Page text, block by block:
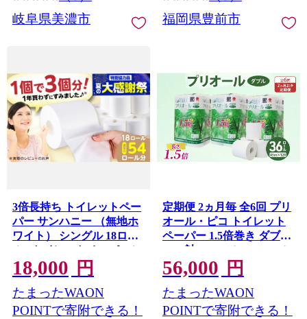
岐阜県美濃市
福岡県豊前市
3倍長持ち トイレットペー
パー サンハニー （無地ホ
ワイト） シングル 18ロー
ル / トイレットペーパーシ
ングル 日用品 国産 備蓄 防
災 といれっとぺーぱー
【機能素材株式会社】
[ATAA004]
18,000 円
たまったWAON
POINTで寄附できる！
定期便 2ヵ月毎 全6回 プリ
オール・ピコ トイレット
ペーパー 1.5倍巻き ダブル
45m 計36ロール (12ロール
×3パック) 日本製 まとめ買
い リサイクル 防災 常備品
トイレ トイレットペーパ
ー 消耗品 日用品 備蓄 送料
56,000 円
たまったWAON
POINTで寄附できる！